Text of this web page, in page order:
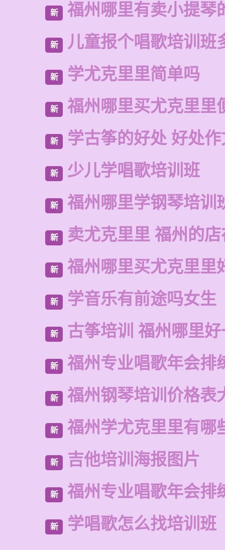
新 福州哪里有卖小提琴
新 儿童报个唱歌培训班
新 学尤克里里简单吗
新 福州哪里买尤克里里
新 学古筝的好处 好处作
新 少儿学唱歌培训班
新 福州哪里学钢琴培训
新 卖尤克里里 福州的
新 福州哪里买尤克里里
新 学音乐有前途吗女生
新 古筝培训 福州哪里
新 福州专业唱歌年会排
新 福州钢琴培训价格表
新 福州学尤克里里有哪
新 吉他培训海报图片
新 福州专业唱歌年会排
新 学唱歌怎么找培训班